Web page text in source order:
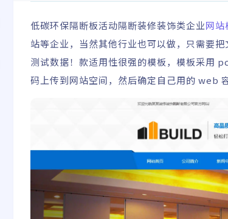
低碳环保隔断板活动隔断装修装饰类企业网站
站等企业，当然其他行业也可以做，只需要
测试数据！款适用性很强的模板，模板采用
码上传到网站空间，然后确定自己用的 web